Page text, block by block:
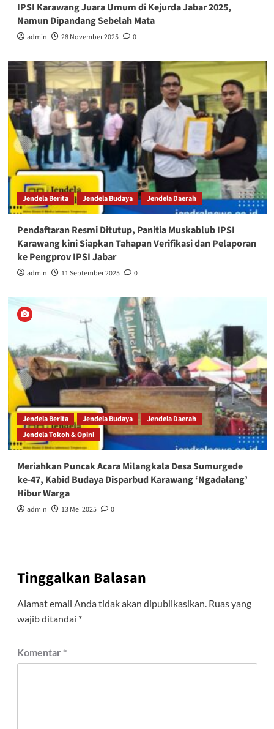
IPSI Karawang Juara Umum di Kejurda Jabar 2025,
Namun Dipandang Sebelah Mata
admin 28 November 2025 0
Jendela Berita Jendela Budaya Jendela Daerah
Pendaftaran Resmi Ditutup, Panitia Muskablub IPSI
Karawang kini Siapkan Tahapan Verifikasi dan Pelaporan
ke Pengprov IPSI Jabar
admin 11 September 2025 0
Jendela Berita Jendela Budaya
Jendela Daerah
Jendela Tokoh & Opini
Meriahkan Puncak Acara Milangkala Desa Sumurgede
ke-47, Kabid Budaya Disparbud Karawang ‘Ngadalang’
Hibur Warga
admin 13 Mei 2025 0
Tinggalkan Balasan
Alamat email Anda tidak akan dipublikasikan. Ruas yang
wajib ditandai *
Komentar *